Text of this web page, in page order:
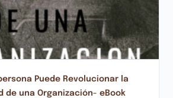
Puede Revolucionar la
de una Organización- eBook